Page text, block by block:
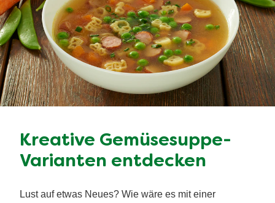
Kreative Gemüsesuppe-
Varianten entdecken
Lust auf etwas Neues? Wie wäre es mit einer